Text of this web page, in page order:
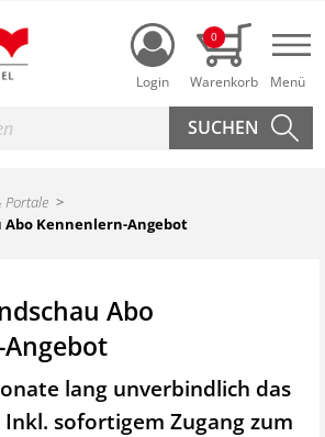
Login
0
Portale
Abo Kennenlern-Angebot
Abo
lang unverbindlich das
sofortigem Zugang zum